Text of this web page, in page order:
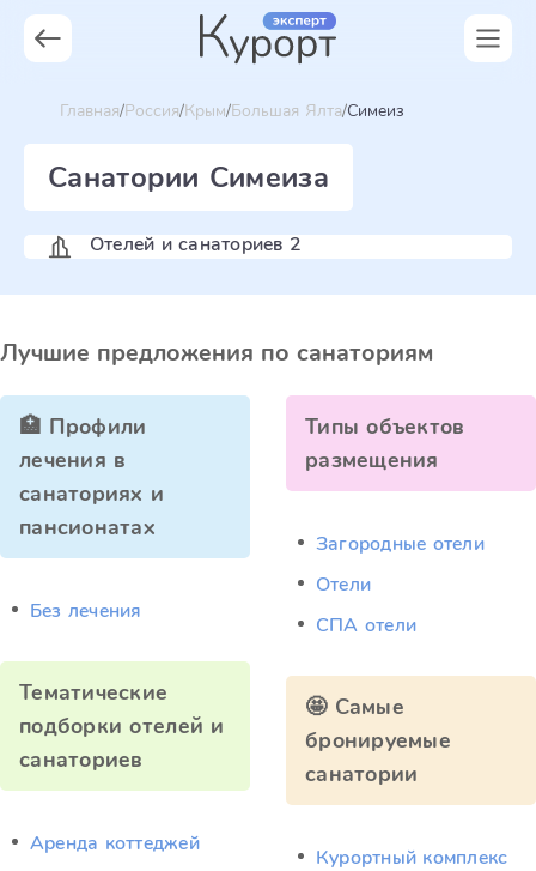
Главная Россия Крым Большая Ялта Симеиз
Санатории Симеиза
Отелей и санаториев 2
Лучшие предложения по санаториям
🏥 Профили
лечения в
санаториях и
пансионатах
Без лечения
Тематические
подборки отелей и
санаториев
Аренда коттеджей
Типы объектов
размещения
Загородные отели
Отели
СПА отели
🤩 Самые
бронируемые
санатории
Курортный комплекс